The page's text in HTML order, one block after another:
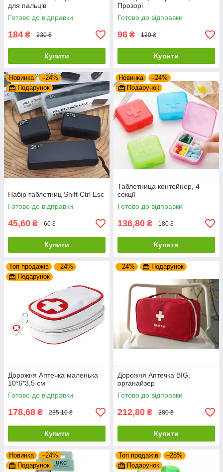
для пальців
Готово до відправки
184 ₴ 230 ₴
Купити
Прозорі
Готово до відправки
96 ₴ 120 ₴
Купити
Новинка
–24%
Подарунок
Набір таблетниц Shift Ctrl Esc
Готово до відправки
45,60 ₴ 60 ₴
Купити
Новинка
–24%
Подарунок
Таблетница контейнер, 4
секції
Готово до відправки
136,80 ₴ 180 ₴
Купити
Топ продажів
–24%
Подарунок
Дорожня Аптечка маленька
10*6*3,5 см
Готово до відправки
178,68 ₴ 235,10 ₴
Купити
–24% Подарунок
Дорожня Аптечка BIG,
органайзер
Готово до відправки
212,80 ₴ 280 ₴
Купити
Новинка
–24%
Подарунок
Топ продажів
–28%
Подарунок